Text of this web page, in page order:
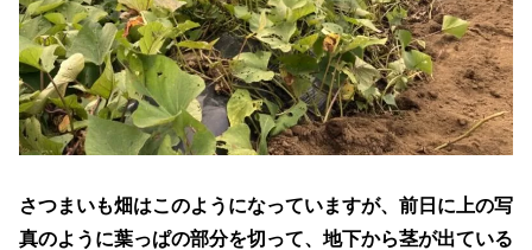
さつまいも畑はこのようになっていますが、前日に上の写
真のように葉っぱの部分を切って、地下から茎が出ている